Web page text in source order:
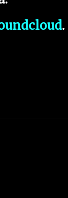
.